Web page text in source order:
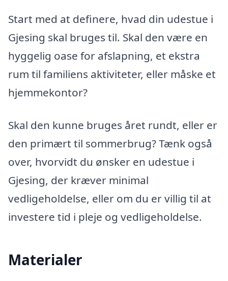
Start med at definere, hvad din udestue i
Gjesing skal bruges til. Skal den være en
hyggelig oase for afslapning, et ekstra
rum til familiens aktiviteter, eller måske et
hjemmekontor?
Skal den kunne bruges året rundt, eller er
den primært til sommerbrug? Tænk også
over, hvorvidt du ønsker en udestue i
Gjesing, der kræver minimal
vedligeholdelse, eller om du er villig til at
investere tid i pleje og vedligeholdelse.
Materialer